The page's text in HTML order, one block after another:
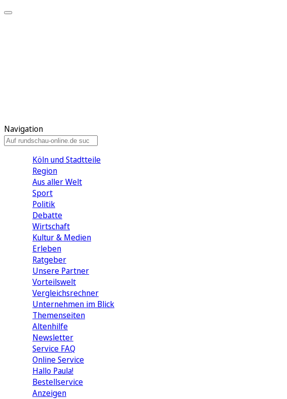
Navigation
Köln und Stadtteile
Region
Aus aller Welt
Sport
Politik
Debatte
Wirtschaft
Kultur & Medien
Erleben
Ratgeber
Unsere Partner
Vorteilswelt
Vergleichsrechner
Unternehmen im Blick
Themenseiten
Altenhilfe
Newsletter
Service FAQ
Online Service
Hallo Paula!
Bestellservice
Anzeigen